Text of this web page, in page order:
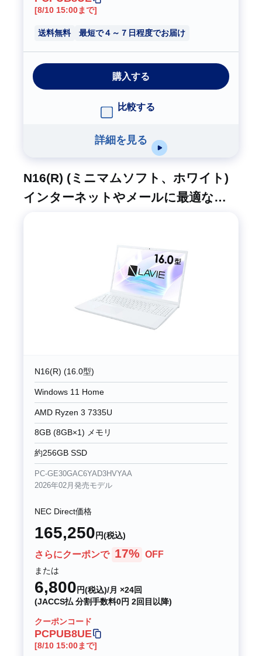
[8/10 15:00まで]
送料無料 最短で４～７日程度でお届け
購入する
比較する
詳細を見る
N16(R) (ミニマムソフト、ホワイト)
インターネットやメールに最適なコ
N16(R) (16.0型)
Windows 11 Home
AMD Ryzen 3 7335U
8GB (8GB×1) メモリ
約256GB SSD
PC-GE30GAC6YAD3HVYAA
2026年02月発売モデル
NEC Direct価格
165,250 円(税込)
さらにクーポンで 17% OFF
または
6,800 円(税込)/月 ×24回
(JACCS払 分割手数料0円 2回目以降)
クーポンコード
PCPUB8UE
[8/10 15:00まで]